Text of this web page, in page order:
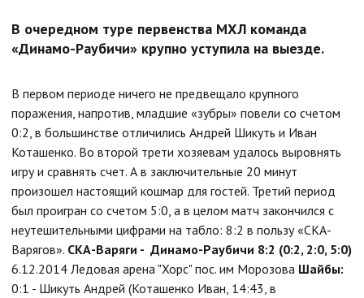
В очередном туре первенства МХЛ команда
«Динамо-Раубичи» крупно уступила на выезде.
В первом периоде ничего не предвещало крупного
поражения, напротив, младшие «зубры» повели со счетом
0:2, в большинстве отличились Андрей Шикуть и Иван
Коташенко. Во второй трети хозяевам удалось выровнять
игру и сравнять счет. А в заключительные 20 минут
произошел настоящий кошмар для гостей. Третий период
был проигран со счетом 5:0, а в целом матч закончился с
неутешительными цифрами на табло: 8:2 в пользу «СКА-
Варягов». СКА-Варяги - Динамо-Раубичи 8:2 (0:2, 2:0, 5:0)
6.12.2014 Ледовая арена "Хорс" пос. им Морозова Шайбы:
0:1 - Шикуть Андрей (Коташенко Иван, 14:43, в